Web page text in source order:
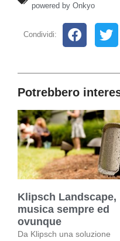
powered by Onkyo
Condividi:
Potrebbero
Klipsch Landscape,
musica sempre ed
ovunque
Da Klipsch una soluzione